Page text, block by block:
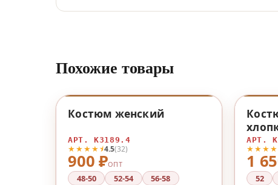
Похожие товары
900 ₽ОПТ
★★★★⯨4.5(32)
Костюм женский
АРТ. К3189.4
48-50 52-54 56-58
1
АРТ.
52